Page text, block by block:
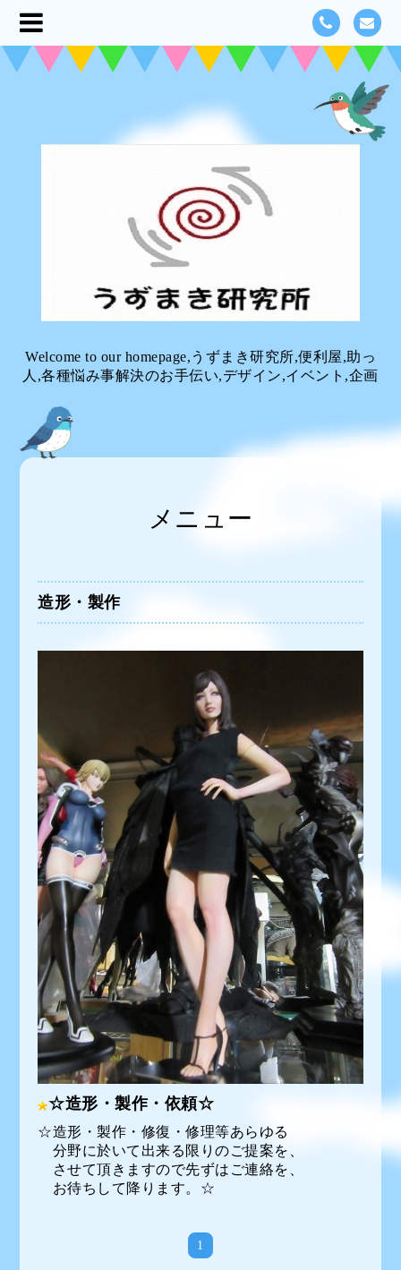
Welcome to our homepage,うずまき研究所,便利屋,助っ
人,各種悩み事解決のお手伝い,デザイン,イベント,企画
メニュー
造形・製作
☆造形・製作・依頼☆
☆造形・製作・修復・修理等あらゆる
分野に於いて出来る限りのご提案を、
させて頂きますので先ずはご連絡を、
お待ちして降ります。☆
1